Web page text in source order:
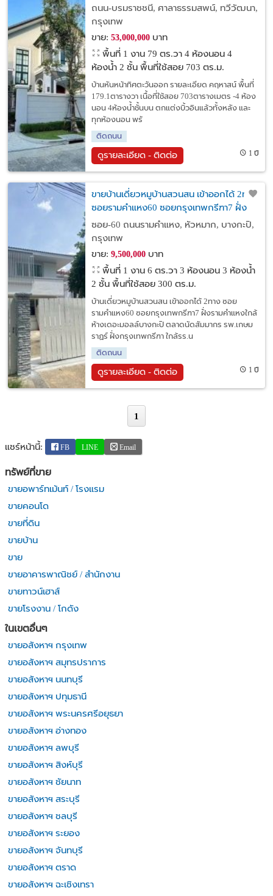
0 ไร่ 53000000 BAHT. Hot! กรุงเทพ
ถนน-บรมราชชนี, ศาลาธรรมสพน์, ทวีวัฒนา,
กรุงเทพ
ขาย: 53,000,000บาท
พื้นที่ 1 งาน 79 ตร.วา 4 ห้องนอน 4
ห้องน้ำ 2 ชั้น พื้นที่ใช้สอย 703 ตร.ม.
บ้านหันหน้าทิศตะวันออก รายละเอียด คฤหาสน์ พื้นที่
179.1ตารางวา เนื้อที่ใช้สอย 703ตารางเมตร -4 ห้อง
นอน 4ห้องน้ำชั้นบน ตกแต่งบิ้วอินแล้วทั้งหลัง และ
ทุกห้องนอน พร้
ติดถนน
ดูรายละเอียด - ติดต่อ 1 ปี
ขายบ้านเดี่ยวหมูบ้านสวนสน เข้าออกได้ 2ทาง
ซอยรามคำแหง60 ซอยกรุงเทพกรีฑา7 ฝั่ง
รามคำแหงใกล้ห้างเดอะมอลล์บางกะปิ ตลาด
นัดสัมมากร รพ.เกษมราฏร์
ซอย-60 ถนนรามคำแหง, หัวหมาก, บางกะปิ,
กรุงเทพ
ขาย: 9,500,000บาท
พื้นที่ 1 งาน 6 ตร.วา 3 ห้องนอน 3 ห้องน้ำ
2 ชั้น พื้นที่ใช้สอย 300 ตร.ม.
บ้านเดี่ยวหมูบ้านสวนสน เข้าออกได้ 2ทาง ซอย
รามคำแหง60 ซอยกรุงเทพกรีฑา7 ฝั่งรามคำแหงใกล้
ห้างเดอะมอลล์บางกะปิ ตลาดนัดสัมมากร รพ.เกษม
ราฏร์ ฝั่งกรุงเทพกรีฑา ใกล้รร.น
ติดถนน
ดูรายละเอียด - ติดต่อ 1 ปี
1
แชร์หน้านี้: FB LINE Email
ทรัพย์ที่ขาย
ขายอพาร์ทเม้นท์ / โรงแรม
ขายคอนโด
ขายที่ดิน
ขายบ้าน
ขาย
ขายอาคารพาณิชย์ / สำนักงาน
ขายทาวน์เฮาส์
ขายโรงงาน / โกดัง
ในเขตอื่นๆ
ขายอสังหาฯ กรุงเทพ
ขายอสังหาฯ สมุทรปราการ
ขายอสังหาฯ นนทบุรี
ขายอสังหาฯ ปทุมธานี
ขายอสังหาฯ พระนครศรีอยุธยา
ขายอสังหาฯ อ่างทอง
ขายอสังหาฯ ลพบุรี
ขายอสังหาฯ สิงห์บุรี
ขายอสังหาฯ ชัยนาท
ขายอสังหาฯ สระบุรี
ขายอสังหาฯ ชลบุรี
ขายอสังหาฯ ระยอง
ขายอสังหาฯ จันทบุรี
ขายอสังหาฯ ตราด
ขายอสังหาฯ ฉะเชิงเทรา